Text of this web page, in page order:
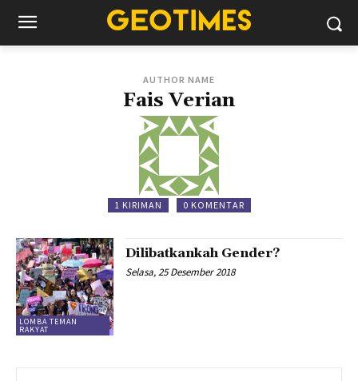
AUTHOR NAME
Fais Verian
1 KIRIMAN 0 KOMENTAR
LOMBA TEMAN
RAKYAT
Dilibatkankah Gender?
Selasa, 25 Desember 2018